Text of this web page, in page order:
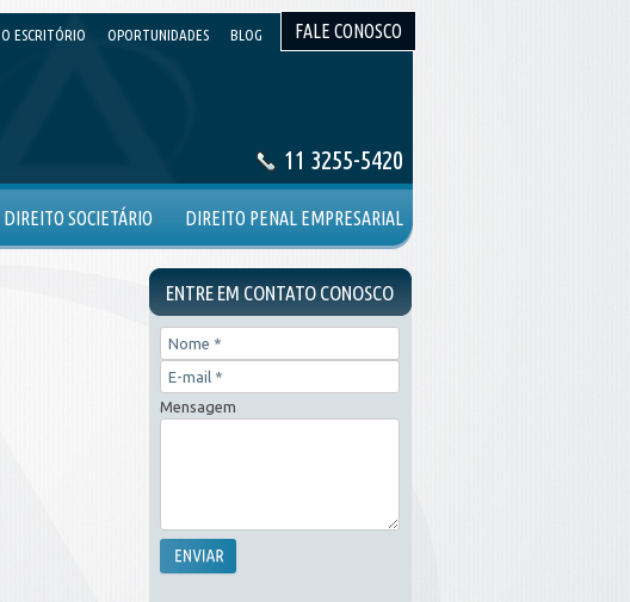
ENTRE EM CONTATO CONOSCO
Mensagem
O ESCRITÓRIO OPORTUNIDADES BLOG FALE CONOSCO
DIREITO SOCIETÁRIO DIREITO PENAL EMPRESARIAL
11 3255-5420